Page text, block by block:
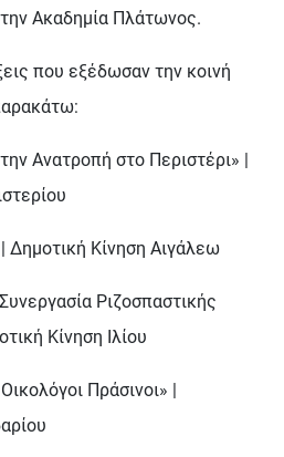
Ακαδημία Πλάτωνος.
που εξέδωσαν την κοινή
Ανατροπή στο Περιστέρι» |
Δημοτική Κίνηση Αιγάλεω
Ριζοσπαστικής
Κίνηση Ιλίου
Πράσινοι» |